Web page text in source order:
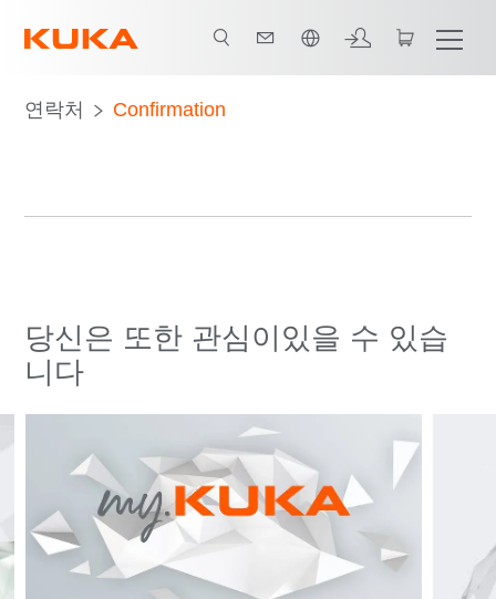
연락처 Confirmation
당신은 또한 관심이있을 수 있습
니다